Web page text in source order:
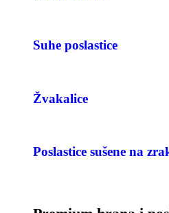
Suhe poslastice
Žvakalice
Poslastice sušene na